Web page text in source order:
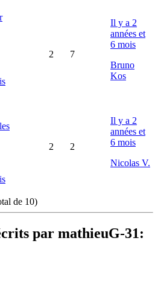
2 7
Il y a 2
années et
6 mois
Bruno
Kos
2 2
Il y a 2
années et
6 mois
Nicolas V.
de 10)
par mathieuG-31: